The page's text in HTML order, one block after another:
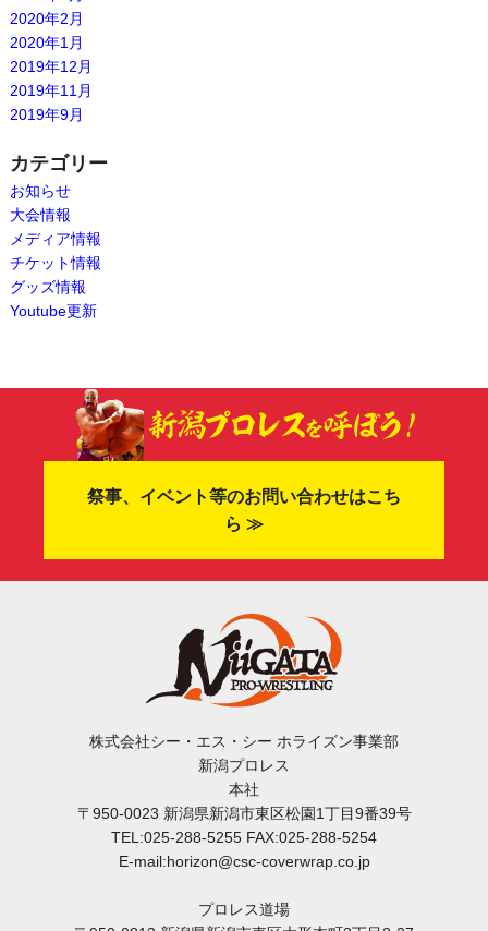
2020年2月
2020年1月
2019年12月
2019年11月
2019年9月
カテゴリー
お知らせ
大会情報
メディア情報
チケット情報
グッズ情報
Youtube更新
祭事、イベント等のお問い合わせはこち
ら ≫
株式会社シー・エス・シー ホライズン事業部
新潟プロレス
本社
〒950-0023 新潟県新潟市東区松園1丁目9番39号
TEL:025-288-5255 FAX:025-288-5254
E-mail:horizon@csc-coverwrap.co.jp
プロレス道場